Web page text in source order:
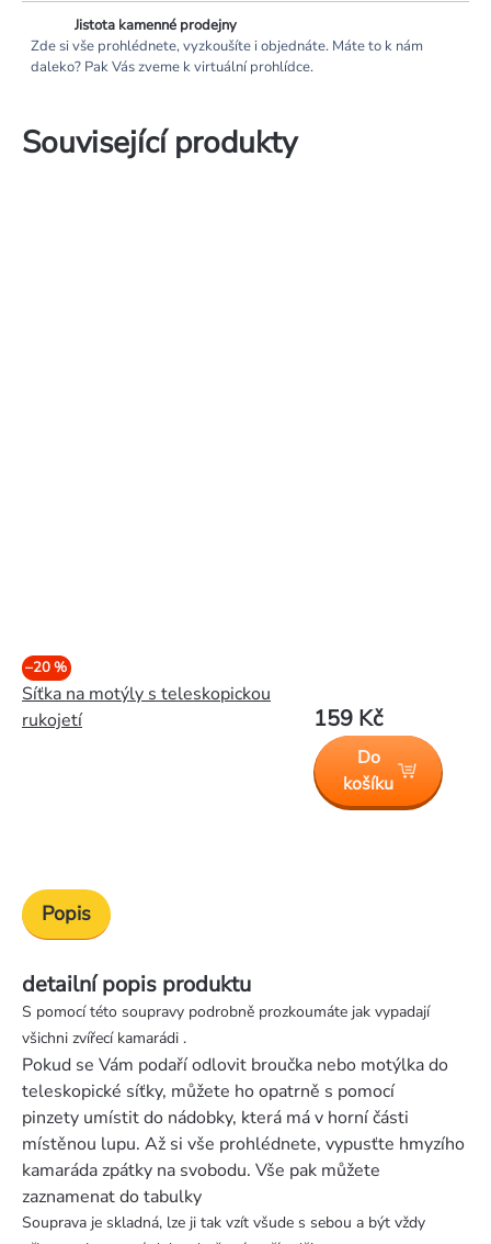
Jistota kamenné prodejny
Zde si vše prohlédnete, vyzkoušíte i objednáte. Máte to k nám
daleko? Pak Vás zveme k virtuální prohlídce.
Související produkty
–20 %
Síťka na motýly s teleskopickou
rukojetí
159 Kč
Do
košíku
Popis
detailní popis produktu
S pomocí této soupravy podrobně prozkoumáte jak vypadají
všichni zvířecí kamarádi .
Pokud se Vám podaří odlovit broučka nebo motýlka do
teleskopické síťky, můžete ho opatrně s pomocí
pinzety umístit do nádobky, která má v horní části
místěnou lupu. Až si vše prohlédnete, vypusťte hmyzího
kamaráda zpátky na svobodu. Vše pak můžete
zaznamenat do tabulky
Souprava je skladná, lze ji tak vzít všude s sebou a být vždy